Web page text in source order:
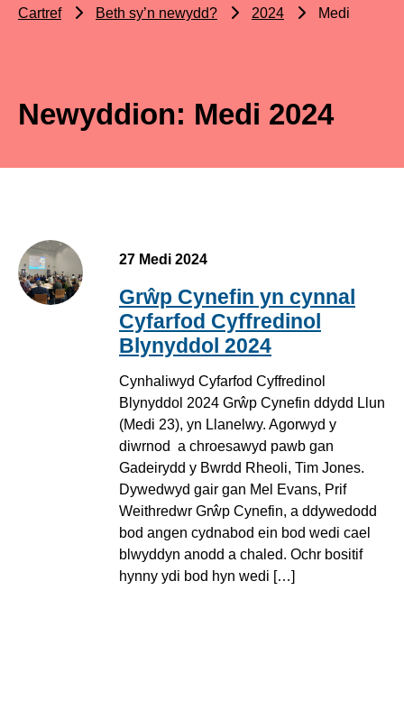
Cartref Beth sy’n newydd? 2024 Medi
Newyddion: Medi 2024
27 Medi 2024
Grŵp Cynefin yn cynnal
Cyfarfod Cyffredinol
Blynyddol 2024
Cynhaliwyd Cyfarfod Cyffredinol
Blynyddol 2024 Grŵp Cynefin ddydd Llun
(Medi 23), yn Llanelwy. Agorwyd y
diwrnod a chroesawyd pawb gan
Gadeirydd y Bwrdd Rheoli, Tim Jones.
Dywedwyd gair gan Mel Evans, Prif
Weithredwr Grŵp Cynefin, a ddywedodd
bod angen cydnabod ein bod wedi cael
blwyddyn anodd a chaled. Ochr bositif
hynny ydi bod hyn wedi […]